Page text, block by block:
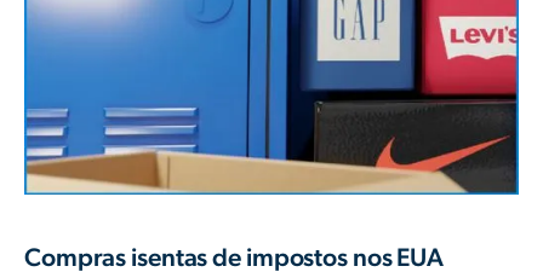
Compras isentas de impostos nos EUA